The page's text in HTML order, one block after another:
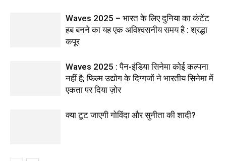
Waves 2025 – भारत के लिए दुनिया का कंटेंट
हब बनने का यह एक अविश्वसनीय समय है : श्रद्धा
कपूर
Waves 2025 : पैन-इंडिया सिनेमा कोई कल्पना
नहीं है; फिल्म उद्योग के दिग्गजों ने भारतीय सिनेमा में
एकता पर दिया ज़ोर
क्या टूट जाएगी गोविंदा और सुनीता की शादी?